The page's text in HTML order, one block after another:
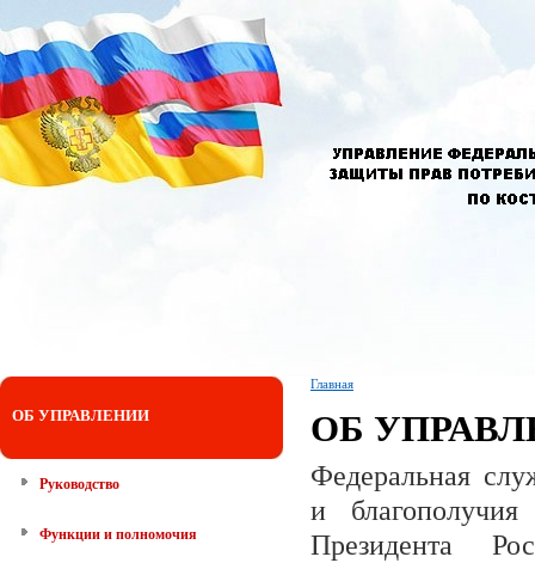
ОБ УПРАВЛЕНИИ
Руководство
Функции и полномочия
Главная
ОБ
Федеральная
и
Президента